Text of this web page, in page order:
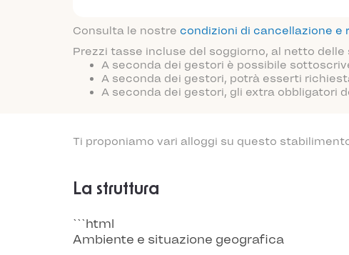
Consulta le nostre condizioni di cancellazione e
Prezzi tasse incluse del soggiorno, al netto
A seconda dei gestori è possibile
A seconda dei gestori, potrà esserti
A seconda dei gestori, gli extra obbligatori
Ti proponiamo vari alloggi su questo
La struttura
```html
Ambiente e situazione geografica